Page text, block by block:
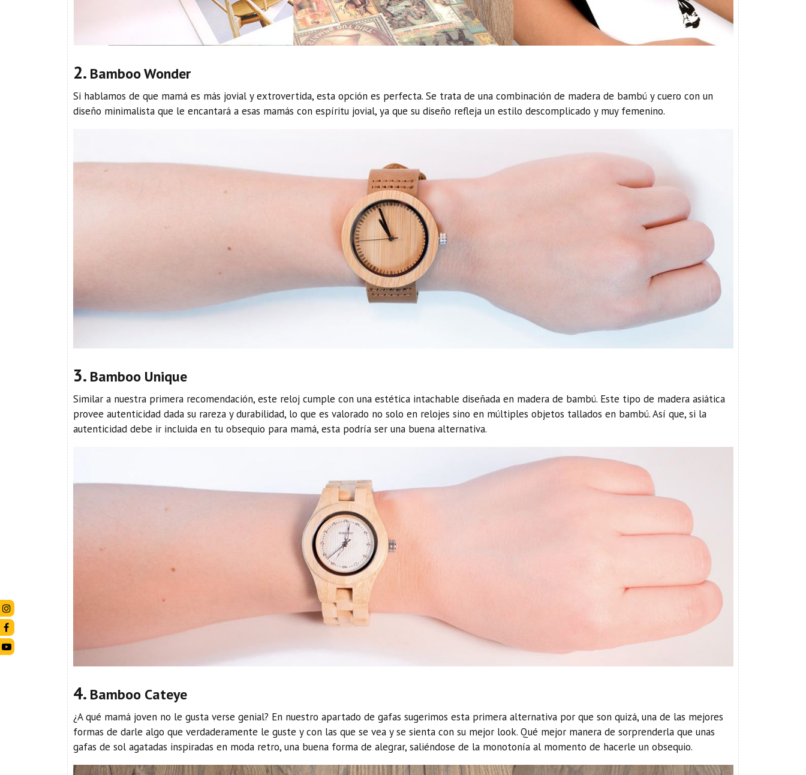
2. Bamboo Wonder
Si hablamos de que mamá es más jovial y extrovertida, esta opción es perfecta. Se trata de una combinación de madera de bambú y cuero con un
diseño minimalista que le encantará a esas mamás con espíritu jovial, ya que su diseño refleja un estilo descomplicado y muy femenino.
3. Bamboo Unique
Similar a nuestra primera recomendación, este reloj cumple con una estética intachable diseñada en madera de bambú. Este tipo de madera asiática
provee autenticidad dada su rareza y durabilidad, lo que es valorado no solo en relojes sino en múltiples objetos tallados en bambú. Así que, si la
autenticidad debe ir incluida en tu obsequio para mamá, esta podría ser una buena alternativa.
4. Bamboo Cateye
¿A qué mamá joven no le gusta verse genial? En nuestro apartado de gafas sugerimos esta primera alternativa por que son quizá, una de las mejores
formas de darle algo que verdaderamente le guste y con las que se vea y se sienta con su mejor look. Qué mejor manera de sorprenderla que unas
gafas de sol agatadas inspiradas en moda retro, una buena forma de alegrar, saliéndose de la monotonía al momento de hacerle un obsequio.